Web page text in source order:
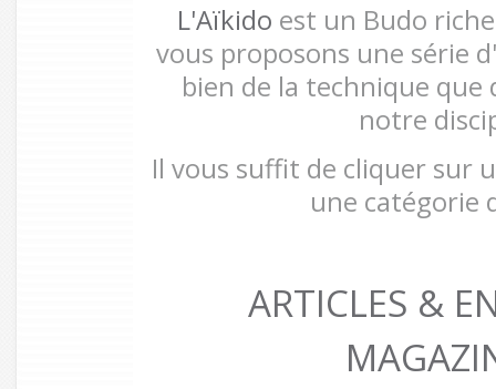
L'Aïkido est un Budo
vous proposons une série
bien de la technique que
notre
Il vous suffit de cliquer sur
une catégorie
ARTICLES &